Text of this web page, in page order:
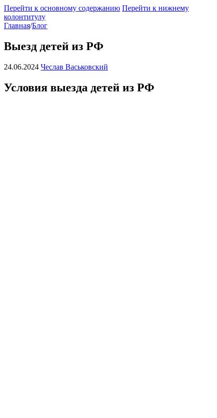
Перейти к основному содержанию Перейти к нижнему
колонтитулу
Главная/Блог
Выезд детей из РФ
24.06.2024 Чеслав Васьковский
Условия выезда детей из РФ